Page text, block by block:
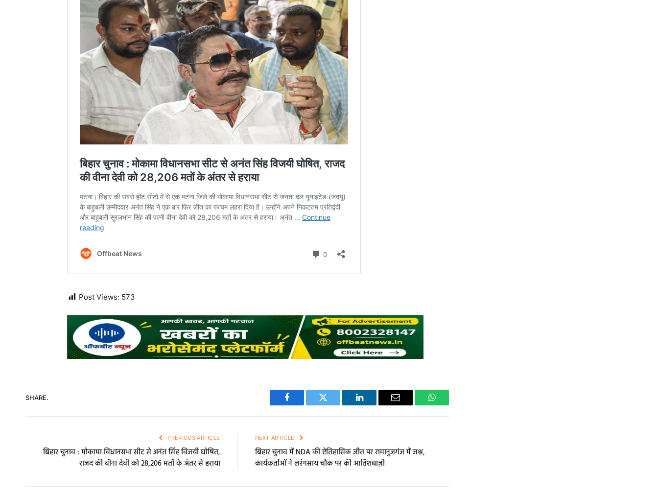
Post Views: 573
SHARE.
Facebook Twitter LinkedIn Email WhatsApp
PREVIOUS ARTICLE
बिहार चुनाव : मोकामा विधानसभा सीट से अनंत सिंह विजयी घोषित,
राजद की वीना देवी को 28,206 मतों के अंतर से हराया
NEXT ARTICLE
बिहार चुनाव में NDA की ऐतिहासिक जीत पर रामानुजगंज में जश्न,
कार्यकर्ताओं ने लरंगसाय चौक पर की आतिशबाज़ी